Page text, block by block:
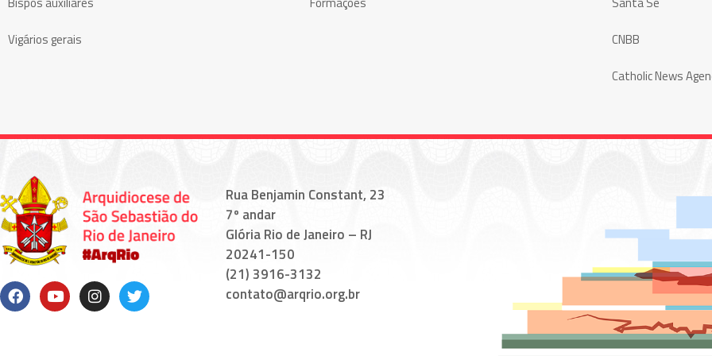
Vigários gerais
CNBB
Catholic News
Rua Benjamin Constant, 23
7º andar
Glória Rio de Janeiro – RJ
20241-150
(21) 3916-3132
contato@arqrio.org.br